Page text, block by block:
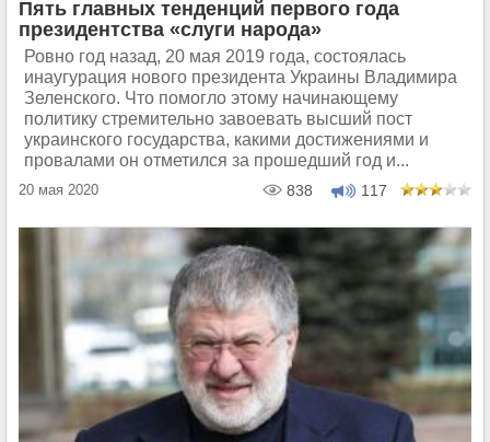
Пять главных тенденций первого года
президентства «слуги народа»
Ровно год назад, 20 мая 2019 года, состоялась
инаугурация нового президента Украины Владимира
Зеленского. Что помогло этому начинающему
политику стремительно завоевать высший пост
украинского государства, какими достижениями и
провалами он отметился за прошедший год и...
20 мая 2020 838 117